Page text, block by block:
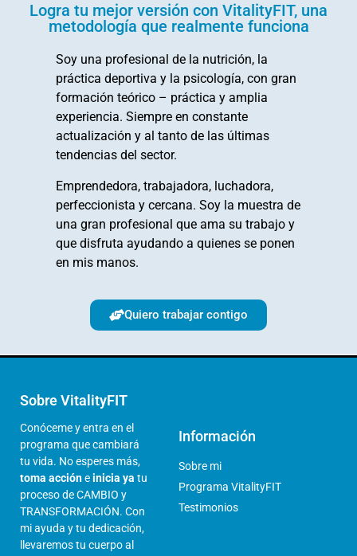
Logra tu mejor versión con VitalityFIT, una
metodología que realmente funciona
Soy una profesional de la nutrición, la
práctica deportiva y la psicología, con gran
formación teórico – práctica y amplia
experiencia. Siempre en constante
actualización y al tanto de las últimas
tendencias del sector.
Emprendedora, trabajadora, luchadora,
perfeccionista y cercana. Soy la muestra de
una gran profesional que ama su trabajo y
que disfruta ayudando a quienes se ponen
en mis manos.
Quiero trabajar contigo
Sobre VitalityFIT
Conóceme y entra en el
programa que cambiará
tu vida. No esperes más,
toma accióneinicia ya tu
proceso de CAMBIO y
TRANSFORMACIÓN. Con
mi ayuda y tu dedicación,
llevaremos tu cuerpo al
Información
Sobre mi
Programa VitalityFIT
Testimonios